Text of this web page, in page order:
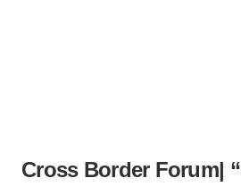
Cross Border Forum|